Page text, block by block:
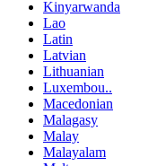
Kinyarwanda
Lao
Latin
Latvian
Lithuanian
Luxembou..
Macedonian
Malagasy
Malay
Malayalam